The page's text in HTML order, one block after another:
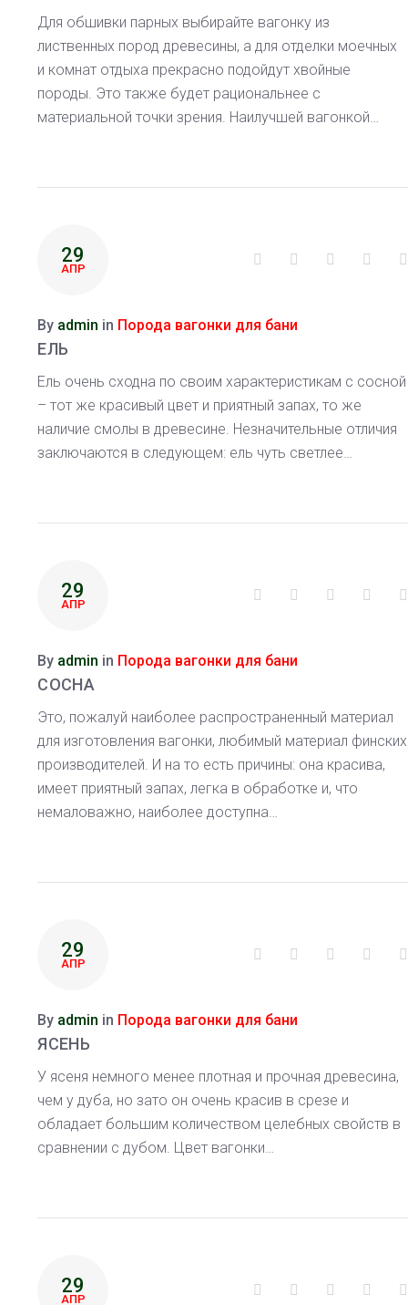
Для обшивки парных выбирайте вагонку из
лиственных пород древесины, а для отделки моечных
и комнат отдыха прекрасно подойдут хвойные
породы. Это также будет рациональнее с
материальной точки зрения. Наилучшей вагонкой…
29
АПР
Facebook
Twitter Google+
By admin in Порода вагонки для бани
ЕЛЬ
Ель очень сходна по своим характеристикам с сосной
– тот же красивый цвет и приятный запах, то же
наличие смолы в древесине. Незначительные отличия
заключаются в следующем: ель чуть светлее…
29
АПР
Facebook
Twitter Google+
By admin in Порода вагонки для бани
СОСНА
Это, пожалуй наиболее распространенный материал
для изготовления вагонки, любимый материал финских
производителей. И на то есть причины: она красива,
имеет приятный запах, легка в обработке и, что
немаловажно, наиболее доступна…
29
АПР
Facebook
Twitter Google+
By admin in Порода вагонки для бани
ЯСЕНЬ
У ясеня немного менее плотная и прочная древесина,
чем у дуба, но зато он очень красив в срезе и
обладает большим количеством целебных свойств в
сравнении с дубом. Цвет вагонки…
29
АПР
Facebook
Twitter Google+